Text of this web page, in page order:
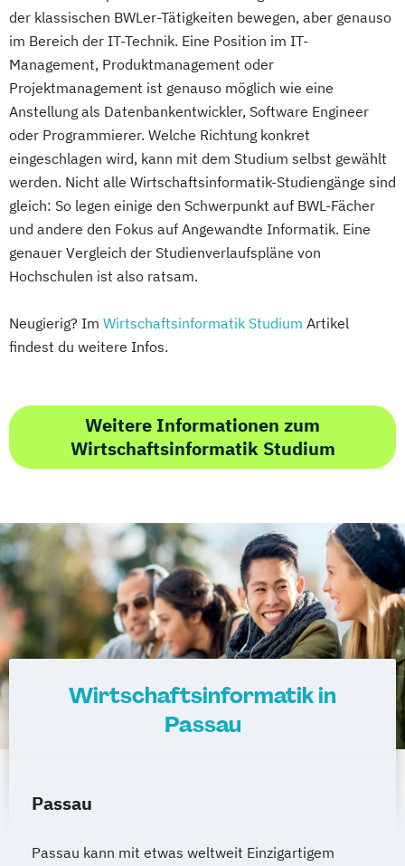
der klassischen BWLer-Tätigkeiten bewegen, aber genauso
im Bereich der IT-Technik. Eine Position im IT-
Management, Produktmanagement oder
Projektmanagement ist genauso möglich wie eine
Anstellung als Datenbankentwickler, Software Engineer
oder Programmierer. Welche Richtung konkret
eingeschlagen wird, kann mit dem Studium selbst gewählt
werden. Nicht alle Wirtschaftsinformatik-Studiengänge sind
gleich: So legen einige den Schwerpunkt auf BWL-Fächer
und andere den Fokus auf Angewandte Informatik. Eine
genauer Vergleich der Studienverlaufspläne von
Hochschulen ist also ratsam.
Neugierig? Im Wirtschaftsinformatik Studium Artikel
findest du weitere Infos.
Weitere Informationen zum
Wirtschaftsinformatik Studium
Wirtschaftsinformatik in
Passau
Passau
Passau kann mit etwas weltweit Einzigartigem